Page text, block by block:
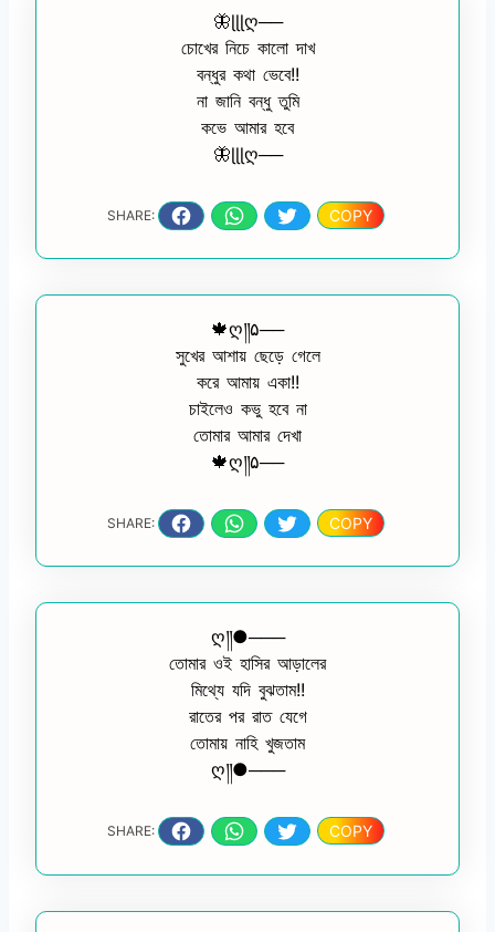
🦋ɭɭɭღ──
চোখের নিচে কালো দাখ
বন্ধুর কথা ভেবে!!
না জানি বন্ধু তুমি
কভে আমার হবে
🦋ɭɭɭღ──
SHARE: COPY
🍁ღ༎۵──
সুখের আশায় ছেড়ে গেলে
করে আমায় একা!!
চাইলেও কভু হবে না
তোমার আমার দেখা
🍁ღ༎۵──
SHARE: COPY
ღ༎●───
তোমার ওই হাসির আড়ালের
মিথ্যে যদি বুঝতাম!!
রাতের পর রাত যেগে
তোমায় নাহি খুজতাম
ღ༎●───
SHARE: COPY